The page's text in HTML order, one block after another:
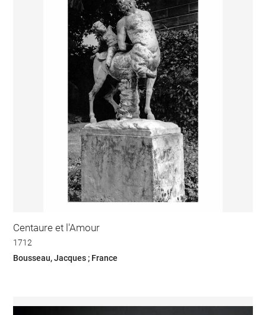
Centaure et l'Amour
1712
Bousseau, Jacques ; France